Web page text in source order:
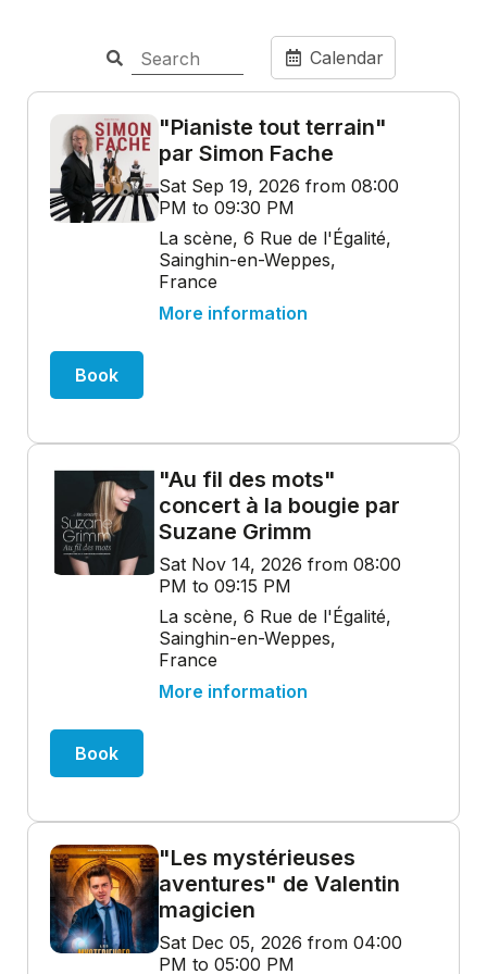
Calendar
"Pianiste tout terrain"
par Simon Fache
Sat Sep 19, 2026 from 08:00
PM to 09:30 PM
La scène, 6 Rue de l'Égalité,
Sainghin-en-Weppes,
France
More information
Book
"Au fil des mots"
concert à la bougie par
Suzane Grimm
Sat Nov 14, 2026 from 08:00
PM to 09:15 PM
La scène, 6 Rue de l'Égalité,
Sainghin-en-Weppes,
France
More information
Book
"Les mystérieuses
aventures" de Valentin
magicien
Sat Dec 05, 2026 from 04:00
PM to 05:00 PM